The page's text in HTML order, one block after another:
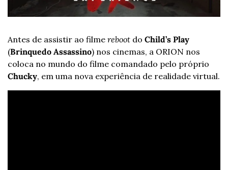
Antes de assistir ao filme reboot do Child’s Play
(Brinquedo Assassino) nos cinemas, a ORION nos
Chucky